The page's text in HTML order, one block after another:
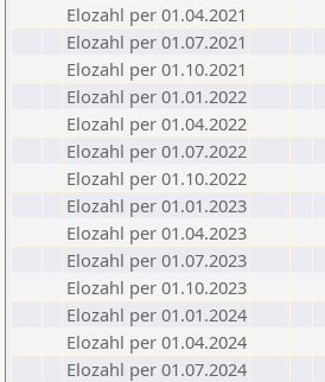
Elozahl per 01.04.2021
Elozahl per 01.07.2021
Elozahl per 01.10.2021
Elozahl per 01.01.2022
Elozahl per 01.04.2022
Elozahl per 01.07.2022
Elozahl per 01.10.2022
Elozahl per 01.01.2023
Elozahl per 01.04.2023
Elozahl per 01.07.2023
Elozahl per 01.10.2023
Elozahl per 01.01.2024
Elozahl per 01.04.2024
Elozahl per 01.07.2024